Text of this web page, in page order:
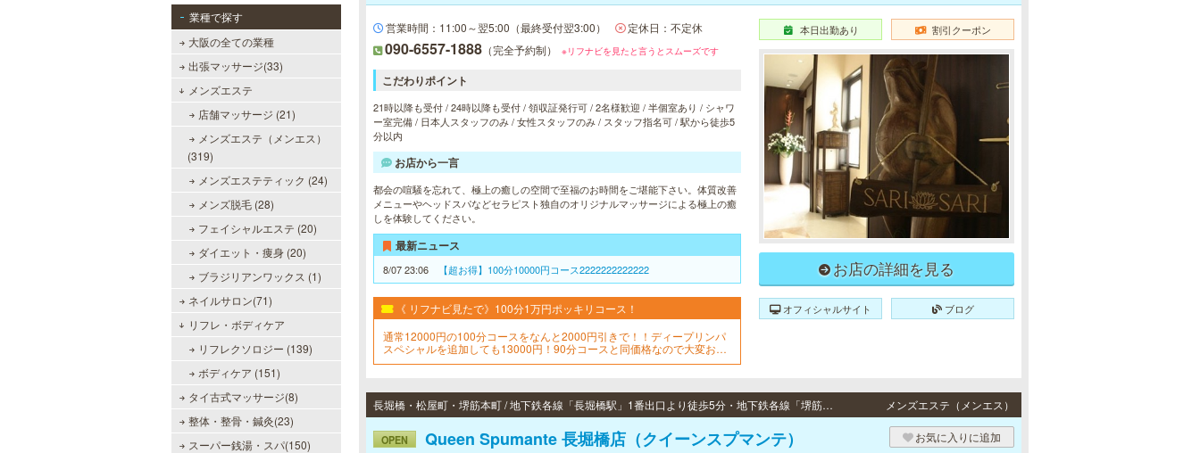
業種で探す
大阪の全ての業種
出張マッサージ(33)
メンズエステ
店舗マッサージ (21)
メンズエステ（メンエス）
(319)
メンズエステティック (24)
メンズ脱毛 (28)
フェイシャルエステ (20)
ダイエット・痩身 (20)
ブラジリアンワックス (1)
ネイルサロン(71)
リフレ・ボディケア
リフレクソロジー (139)
ボディケア (151)
タイ古式マッサージ(8)
整体・整骨・鍼灸(23)
スーパー銭湯・スパ(150)
地下鉄梅田駅より徒歩5分。洗練さ
れた美魔女による究極の癒しをご堪
能ください。
sirena I（シレーナ）
可愛いが溢れる!!ふたりきりの空間
で厳選セラピストたちが貴方の日頃
なしで身も心も満たされる至福の時
間をお楽しみいただけます。
優しさと気遣いを忘れない…。大人
女性専門サロン♪至福の癒しを、お
約束致します。
営業時間：11:00～翌5:00（最終受付翌3:00） 定休日：不定休
090-6557-1888 （完全予約制） ※リフナビを見たと言うとスムーズです
こだわりポイント
21時以降も受付 / 24時以降も受付 / 領収証発行可 / 2名様歓迎 / 半個室あり / シャワ
ー室完備 / 日本人スタッフのみ / 女性スタッフのみ / スタッフ指名可 / 駅から徒歩5
分以内
お店から一言
都会の喧騒を忘れて、極上の癒しの空間で至福のお時間をご堪能下さい。体質改善
メニューやヘッドスパなどセラピスト独自のオリジナルマッサージによる極上の癒
しを体験してください。
最新ニュース
8/07 23:06 【超お得】100分10000円コース2222222222222
《 リフナビ見たで》100分1万円ポッキリコース！
通常12000円の100分コースをなんと2000円引きで！！ディープリンパ
スペシャルを追加しても13000円！90分コースと同価格なので大変お得
なクーポンです
本日出勤あり 割引クーポン
お店の詳細を見る
オフィシャルサイト ブログ
長堀橋・松屋町・堺筋本町 / 地下鉄各線「長堀橋駅」1番出口より徒歩5分・地下鉄各線「堺筋本町駅」3番出口より徒歩5分 メンズエステ（メンエス）
OPEN Queen Spumante 長堀橋店（クイーンスプマンテ） お気に入りに追加